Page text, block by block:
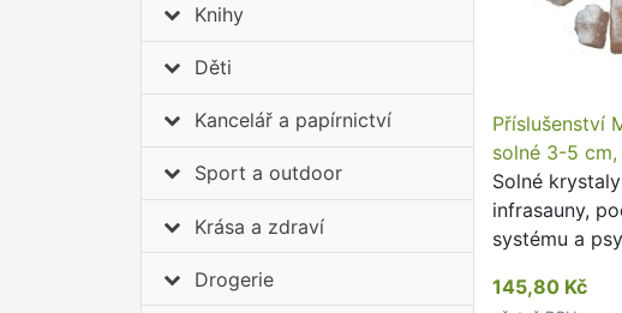
Knihy
Děti
Kancelář a papírnictví
Sport a outdoor
Krása a zdraví
Drogerie
Příslušenství
solné 3-5 cm,
Solné
infrasauny,
systému a
145,80 Kč